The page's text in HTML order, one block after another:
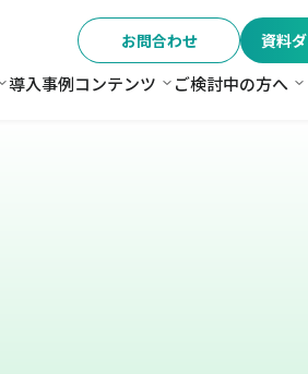
お問合わせ 資料
価格
導入事例コンテンツ コンテンツ
ご検討中の方へ